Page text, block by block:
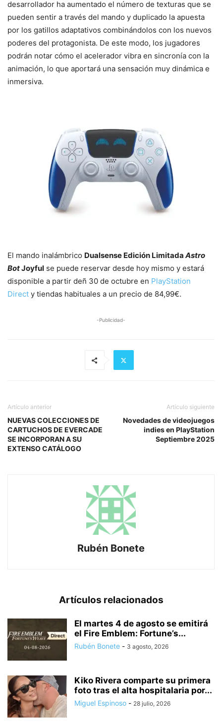
desarrollador ha aumentado el número de texturas que se
pueden sentir a través del mando y duplicado la apuesta
por los gatillos adaptativos combinándolos con los nuevos
poderes del protagonista. De este modo, los jugadores
podrán notar cómo el acelerador vibra en sincronía con la
animación, lo que aportará una sensación muy dinámica e
inmersiva.
El mando inalámbrico Dualsense Edición Limitada Astro
BotJoyful se puede reservar desde hoy mismo y estará
disponible a partir deñ 30 de octubre en PlayStation
Direct y tiendas habituales a un precio de 84,99€.
-Publicidad-
Artículo anterior
NUEVAS COLECCIONES DE
CARTUCHOS DE EVERCADE
SE INCORPORAN A SU
EXTENSO CATÁLOGO
Artículo siguiente
Novedades de videojuegos
indies en PlayStation
Septiembre 2025
Rubén Bonete
Artículos relacionados
El martes 4 de agosto se emitirá
el Fire Emblem: Fortune’s...
Rubén Bonete - 3 agosto, 2026
Kiko Rivera comparte su primera
foto tras el alta hospitalaria por...
Miguel Espinoso - 28 julio, 2026